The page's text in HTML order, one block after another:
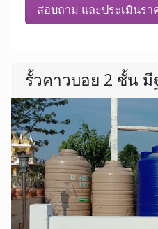
สอบถาม และประเมินรา
รั้วคาวบอย 2 ชั้น มี